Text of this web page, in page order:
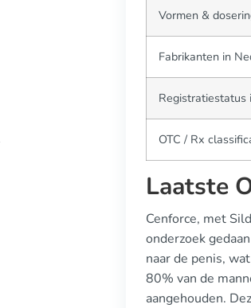
Vormen &
Fabrikanten in
Registratiestatus
OTC / Rx
Laatste
Cenforce, met
onderzoek
naar de penis,
80% van de
aangehouden.